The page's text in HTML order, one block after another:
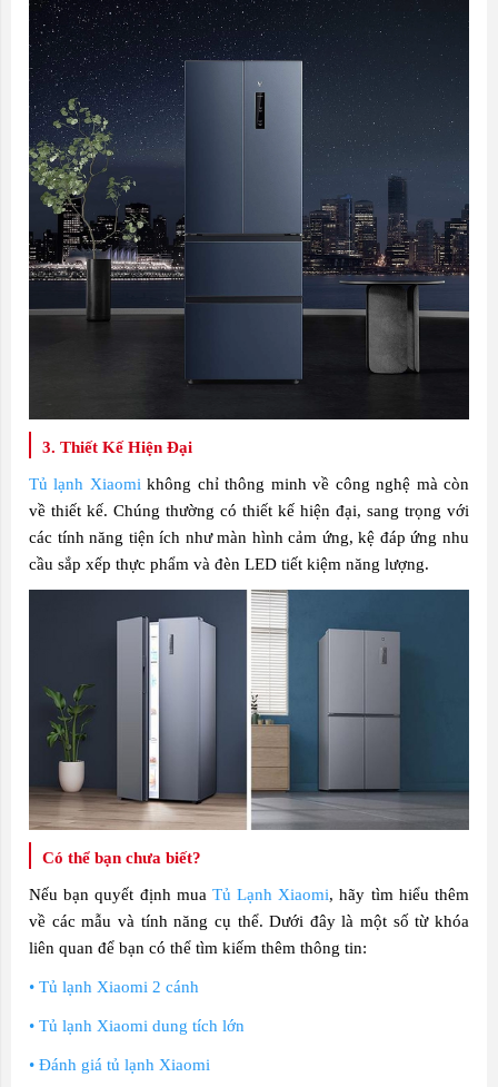
3. Thiết Kế Hiện Đại
Tủ lạnh Xiaomi không chỉ thông minh về công nghệ mà còn
về thiết kế. Chúng thường có thiết kế hiện đại, sang trọng với
các tính năng tiện ích như màn hình cảm ứng, kệ đáp ứng nhu
cầu sắp xếp thực phẩm và đèn LED tiết kiệm năng lượng.
Có thể bạn chưa biết?
Nếu bạn quyết định mua Tủ Lạnh Xiaomi, hãy tìm hiểu thêm
về các mẫu và tính năng cụ thể. Dưới đây là một số từ khóa
liên quan để bạn có thể tìm kiếm thêm thông tin:
• Tủ lạnh Xiaomi 2 cánh
• Tủ lạnh Xiaomi dung tích lớn
• Đánh giá tủ lạnh Xiaomi